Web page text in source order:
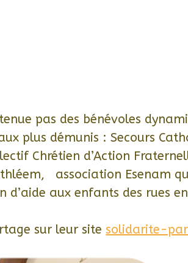
pas des bénévoles
plus démunis : Secours
Chrétien d’Action
association Esenam
aux enfants des rues
sur leur sitesolidarite-